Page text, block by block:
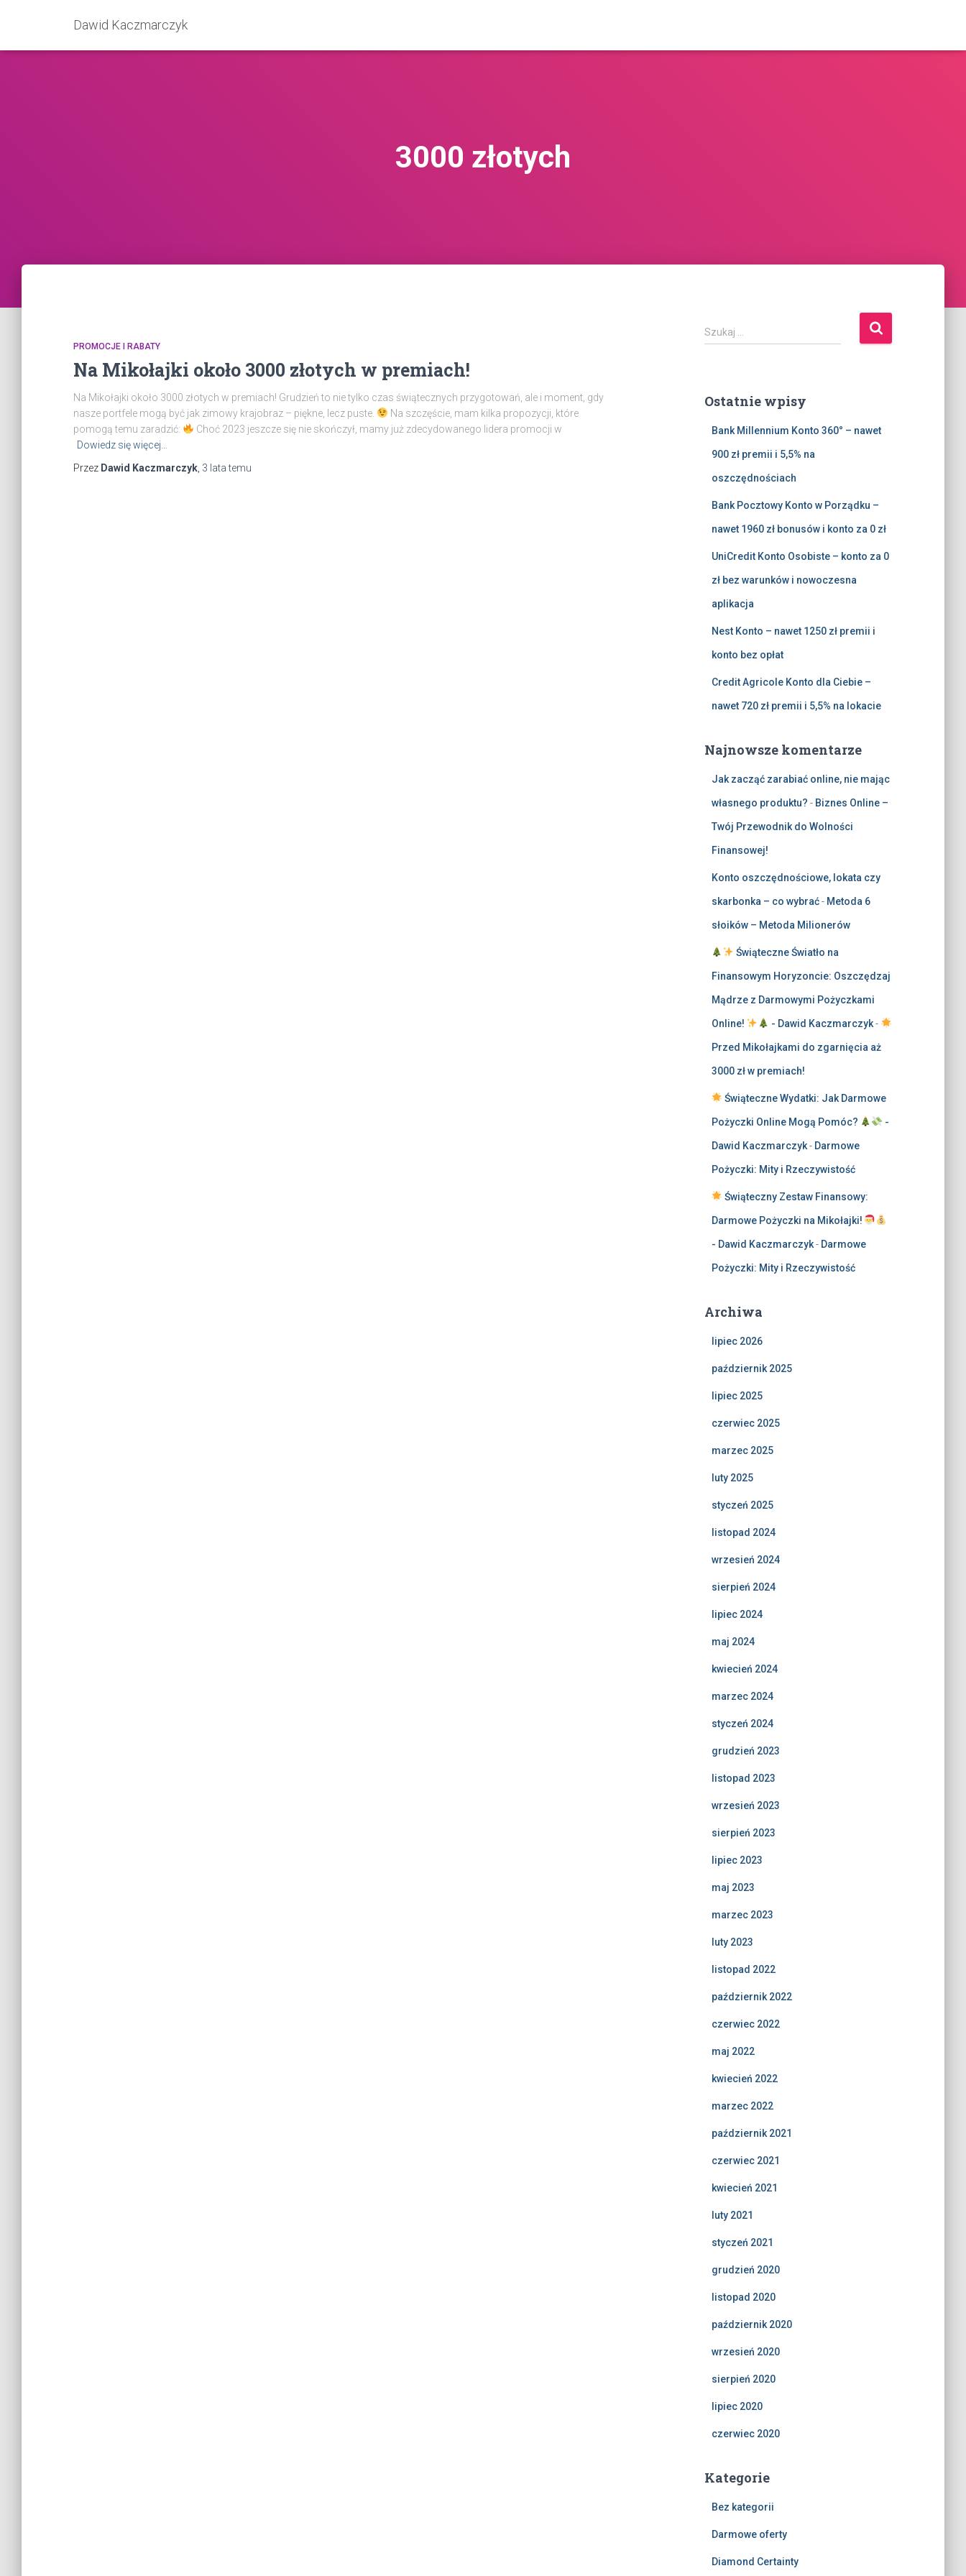
Dawid Kaczmarczyk
3000 złotych
PROMOCJE I RABATY
Na Mikołajki około 3000 złotych w premiach!
Na Mikołajki około 3000 złotych w premiach! Grudzień to nie tylko czas świątecznych przygotowań, ale i moment, gdy
nasze portfele mogą być jak zimowy krajobraz – piękne, lecz puste.
Na szczęście, mam kilka propozycji, które
pomogą temu zaradzić:
Choć 2023 jeszcze się nie skończył, mamy już zdecydowanego lidera promocji w
Dowiedz się więcej…
Przez Dawid Kaczmarczyk 3 latatemu
S
z
j
Szukaj …
Ostatnie wpisy
Bank Millennium Konto 360° – nawet
900 zł premii i 5,5% na
oszczędnościach
Bank Pocztowy Konto w Porządku –
nawet 1960 zł bonusów i konto za 0 zł
UniCredit Konto Osobiste – konto za 0
zł bez warunków i nowoczesna
aplikacja
Nest Konto – nawet 1250 zł premii i
konto bez opłat
Credit Agricole Konto dla Ciebie –
nawet 720 zł premii i 5,5% na lokacie
Najnowsze komentarze
Jak zacząć zarabiać online, nie mając
własnego produktu? - Biznes Online –
Twój Przewodnik do Wolności
Finansowej!
Konto oszczędnościowe, lokata czy
skarbonka – co wybrać- Metoda 6
słoików – Metoda Milionerów
Świąteczne Światło na
Finansowym Horyzoncie: Oszczędzaj
Mądrze z Darmowymi Pożyczkami
Online! - Dawid Kaczmarczyk-
Przed Mikołajkami do zgarnięcia aż
3000 zł w premiach!
Świąteczne Wydatki: Jak Darmowe
Pożyczki Online Mogą Pomóc? -
Dawid Kaczmarczyk- Darmowe
Pożyczki: Mity i Rzeczywistość
Świąteczny Zestaw Finansowy:
Darmowe Pożyczki na Mikołajki!
- Dawid Kaczmarczyk- Darmowe
Pożyczki: Mity i Rzeczywistość
Archiwa
lipiec 2026
październik 2025
lipiec 2025
czerwiec 2025
marzec 2025
luty 2025
styczeń 2025
listopad 2024
wrzesień 2024
sierpień 2024
lipiec 2024
maj 2024
kwiecień 2024
marzec 2024
styczeń 2024
grudzień 2023
listopad 2023
wrzesień 2023
sierpień 2023
lipiec 2023
maj 2023
marzec 2023
luty 2023
listopad 2022
październik 2022
czerwiec 2022
maj 2022
kwiecień 2022
marzec 2022
październik 2021
czerwiec 2021
kwiecień 2021
luty 2021
styczeń 2021
grudzień 2020
listopad 2020
październik 2020
wrzesień 2020
sierpień 2020
lipiec 2020
czerwiec 2020
Kategorie
Bez kategorii
Darmowe oferty
Diamond Certainty